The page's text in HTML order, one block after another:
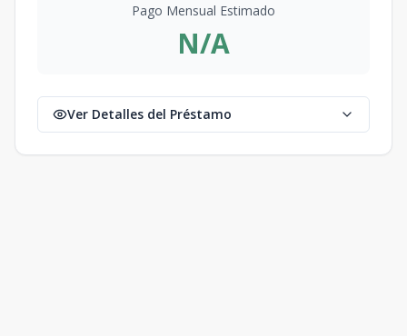
Pago Mensual Estimado
N/A
Ver Detalles del Préstamo